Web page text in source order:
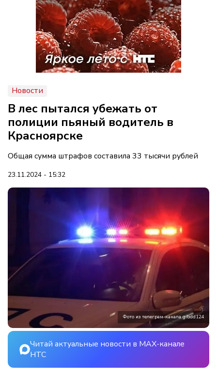
Новости
В лес пытался убежать от
полиции пьяный водитель в
Красноярске
Общая сумма штрафов составила 33 тысячи рублей
23.11.2024 - 15:32
Фото из телеграм-канала gibdd124
Читай актуальные новости в MAX-канале
НТС